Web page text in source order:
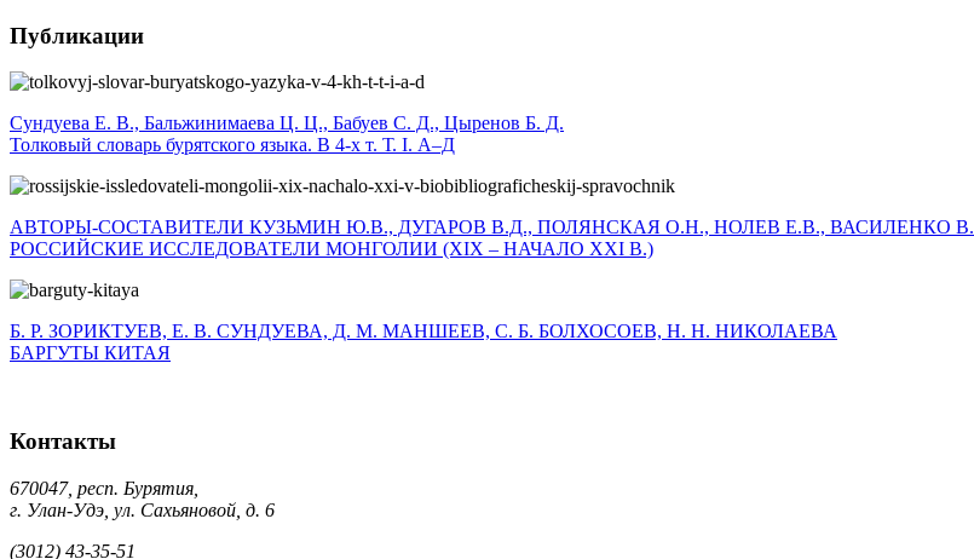
Публикации
Сундуева Е. В., Бальжинимаева Ц. Ц., Бабуев С. Д., Цыренов Б. Д.
Толковый словарь бурятского языка. В 4-х т. Т. I. А–Д
АВТОРЫ-СОСТАВИТЕЛИ КУЗЬМИН Ю.В., ДУГАРОВ В.Д., ПОЛЯНСКАЯ О.Н., НОЛЕВ Е.В., ВАСИЛЕНКО
РОССИЙСКИЕ ИССЛЕДОВАТЕЛИ МОНГОЛИИ (XIX – НАЧАЛО XXI В.)
Б. Р. ЗОРИКТУЕВ, Е. В. СУНДУЕВА, Д. М. МАНШЕЕВ, С. Б. БОЛХОСОЕВ, Н. Н. НИКОЛАЕВА
БАРГУТЫ КИТАЯ
Контакты
670047, респ. Бурятия,
г. Улан-Удэ, ул. Сахьяновой, д. 6
(3012) 43-35-51